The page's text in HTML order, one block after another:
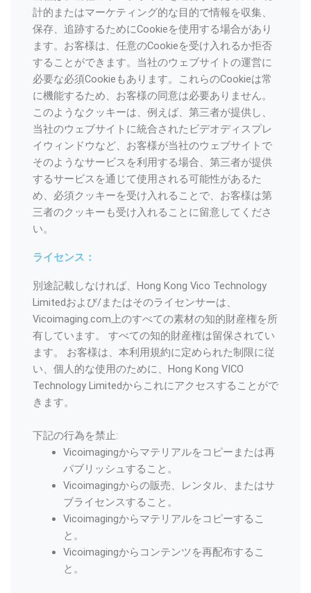
計的またはマーケティング的な目的で情報を収集、
保存、追跡するためにCookieを使用する場合があり
ます。お客様は、任意のCookieを受け入れるか拒否
することができます。当社のウェブサイトの運営に
必要な必須Cookieもあります。これらのCookieは常
に機能するため、お客様の同意は必要ありません。
このようなクッキーは、例えば、第三者が提供し、
当社のウェブサイトに統合されたビデオディスプレ
イウィンドウなど、お客様が当社のウェブサイトで
そのようなサービスを利用する場合、第三者が提供
するサービスを通じて使用される可能性があるた
め、必須クッキーを受け入れることで、お客様は第
三者のクッキーも受け入れることに留意してくださ
い。
ライセンス：
別途記載しなければ、Hong Kong Vico Technology
Limitedおよび/またはそのライセンサーは、
Vicoimaging.com上のすべての素材の知的財産権を所
有しています。 すべての知的財産権は留保されてい
ます。 お客様は、本利用規約に定められた制限に従
い、個人的な使用のために、Hong Kong VICO
Technology Limitedからこれにアクセスすることがで
きます。
下記の行為を禁止:
Vicoimagingからマテリアルをコピーまたは再
パブリッシュすること。
Vicoimagingからの販売、レンタル、またはサ
ブライセンスすること。
Vicoimagingからマテリアルをコピーするこ
と。
Vicoimagingからコンテンツを再配布するこ
と。